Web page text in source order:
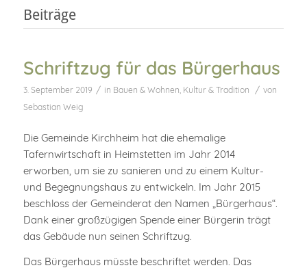
Beiträge
Schriftzug für das Bürgerhaus
3. September 2019 / in Bauen & Wohnen, Kultur & Tradition / von
Sebastian Weig
Die Gemeinde Kirchheim hat die ehemalige
Tafernwirtschaft in Heimstetten im Jahr 2014
erworben, um sie zu sanieren und zu einem Kultur-
und Begegnungshaus zu entwickeln. Im Jahr 2015
beschloss der Gemeinderat den Namen „Bürgerhaus“.
Dank einer großzügigen Spende einer Bürgerin trägt
das Gebäude nun seinen Schriftzug.
Das Bürgerhaus müsste beschriftet werden. Das